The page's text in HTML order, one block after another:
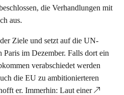
die Verhandlungen mit
aus.
Ziele und setzt auf die UN-
im Dezember. Falls dort ein
verabschiedet werden
die EU zu ambitionierteren
er. Immerhin: Laut einer